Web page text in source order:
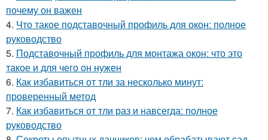
почему он важен
4. Что такое подставочный профиль для окон: полное
руководство
5. Подставочный профиль для монтажа окон: что это
такое и для чего он нужен
6. Как избавиться от тли за несколько минут:
проверенный метод
7. Как избавиться от тли раз и навсегда: полное
руководство